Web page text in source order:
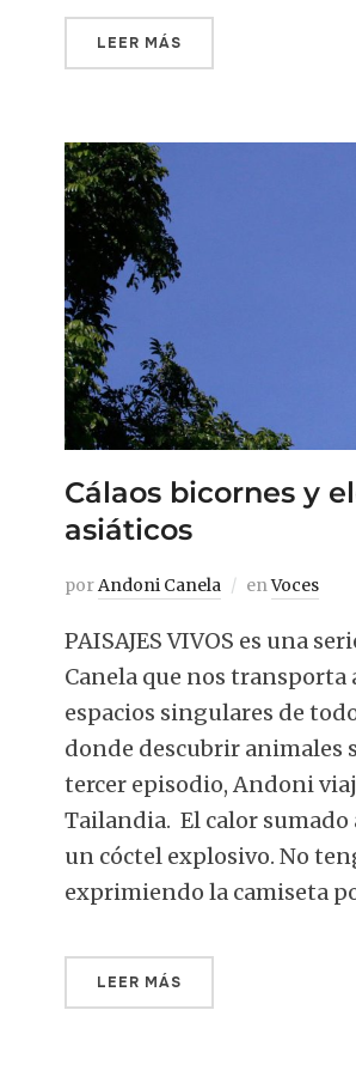
LEER MÁS
Cálaos bicornes y
asiáticos
porAndoni Canela enVoces
PAISAJES VIVOS es una
Canela que nos transporta
espacios singulares de
donde descubrir animales
tercer episodio, Andoni
Tailandia. El calor sumado
un cóctel explosivo. No
exprimiendo la camiseta
LEER MÁS